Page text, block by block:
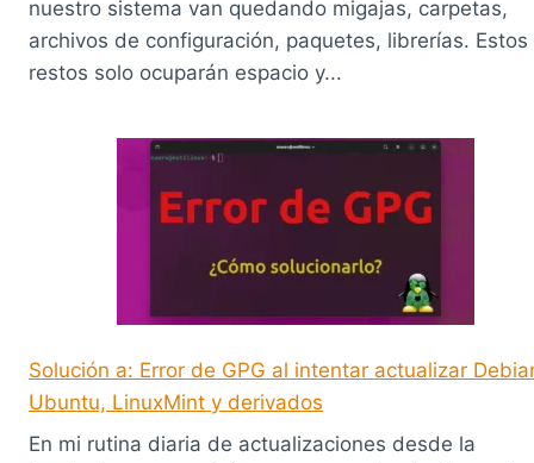
nuestro sistema van quedando migajas, carpetas,
archivos de configuración, paquetes, librerías. Estos
restos solo ocuparán espacio y...
Solución a: Error de GPG al intentar actualizar
Ubuntu, LinuxMint y derivados
En mi rutina diaria de actualizaciones desde la